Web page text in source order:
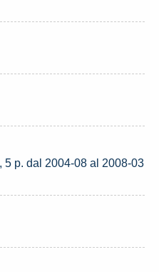
5 p. dal 2004-08 al 2008-03